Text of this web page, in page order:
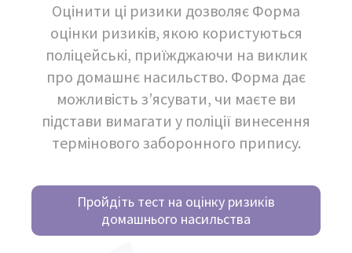
Оцінити ці ризики дозволяє Форма
оцінки ризиків, якою користуються
поліцейські, приїжджаючи на виклик
про домашнє насильство. Форма дає
можливість з’ясувати, чи маєте ви
підстави вимагати у поліції винесення
термінового заборонного припису.
Пройдіть тест на оцінку ризиків
домашнього насильства